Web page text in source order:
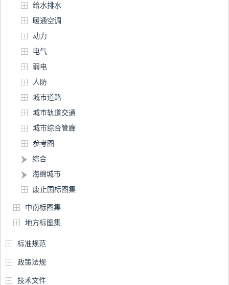
给水排水
暖通空调
动力
电气
弱电
人防
城市道路
城市轨道交通
城市综合管廊
参考图
综合
海绵城市
废止国标图集
中南标图集
地方标图集
标准规范
政策法规
技术文件